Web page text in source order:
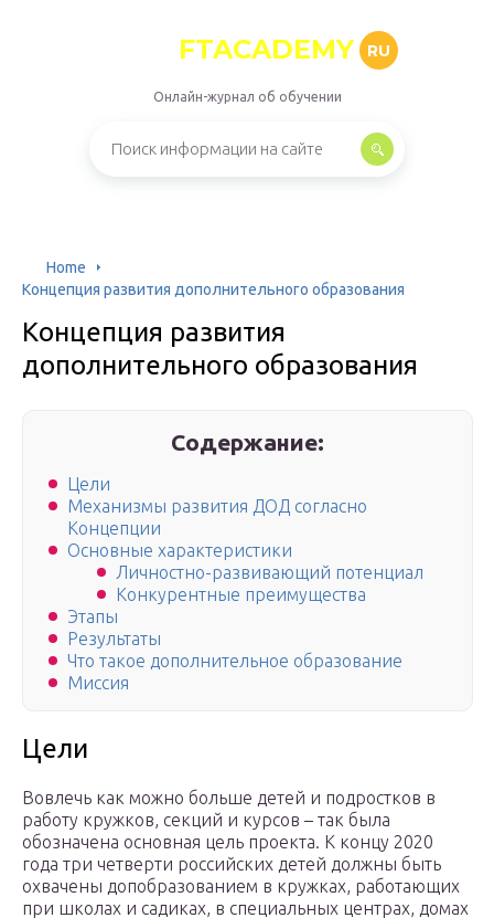
FTACADEMY RU
Онлайн-журнал об обучении
Home
Концепция развития дополнительного образования
Концепция развития
дополнительного образования
Содержание:
Цели
Механизмы развития ДОД согласно
Концепции
Основные характеристики
Личностно-развивающий потенциал
Конкурентные преимущества
Этапы
Результаты
Что такое дополнительное образование
Миссия
Цели
Вовлечь как можно больше детей и подростков в
работу кружков, секций и курсов – так была
обозначена основная цель проекта. К концу 2020
года три четверти российских детей должны быть
охвачены допобразованием в кружках, работающих
при школах и садиках, в специальных центрах, домах